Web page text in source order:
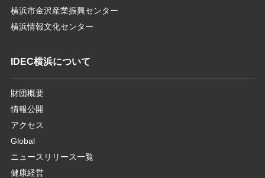
横浜市金沢産業振興センター
横浜情報文化センター
IDEC横浜について
財団概要
情報公開
アクセス
Global
ニュースリリース一覧
健康経営